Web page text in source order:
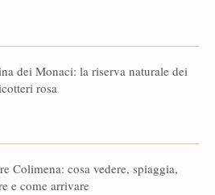
dei Monaci: la riserva naturale dei
rosa
Colimena: cosa vedere, spiaggia,
e come arrivare